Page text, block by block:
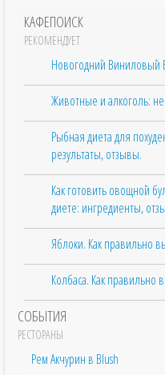
КАФЕПОИСК
РЕКОМЕНДУЕТ
Новогодний Виниловый
Животные и алкоголь:
Рыбная диета для
результаты, отзывы.
Как готовить овощной
диете: ингредиенты,
Яблоки. Как правильно
Колбаса. Как правильно
СОБЫТИЯ
РЕСТОРАНЫ
Рем Акчурин в Blush